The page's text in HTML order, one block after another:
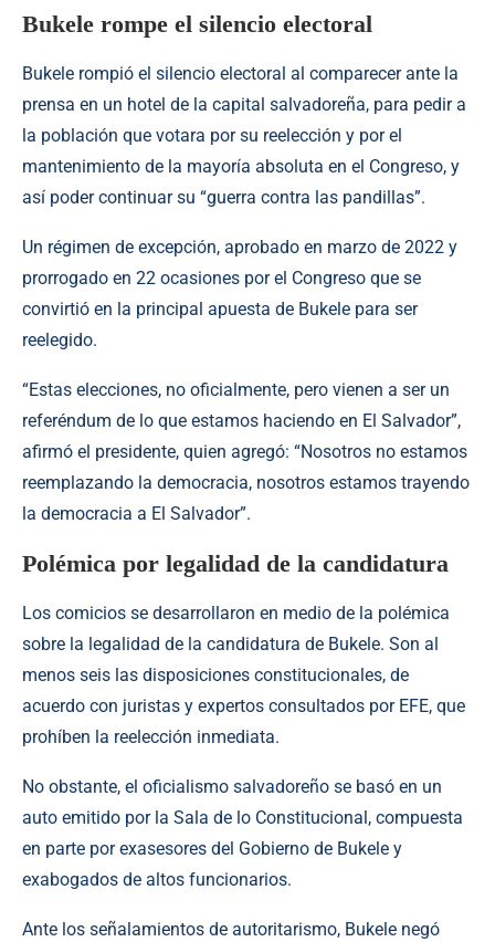
Bukele rompe el silencio electoral
Bukele rompió el silencio electoral al comparecer ante la
prensa en un hotel de la capital salvadoreña, para pedir a
la población que votara por su reelección y por el
mantenimiento de la mayoría absoluta en el Congreso, y
así poder continuar su “guerra contra las pandillas”.
Un régimen de excepción, aprobado en marzo de 2022 y
prorrogado en 22 ocasiones por el Congreso que se
convirtió en la principal apuesta de Bukele para ser
reelegido.
“Estas elecciones, no oficialmente, pero vienen a ser un
referéndum de lo que estamos haciendo en El Salvador”,
afirmó el presidente, quien agregó: “Nosotros no estamos
reemplazando la democracia, nosotros estamos trayendo
la democracia a El Salvador”.
Polémica por legalidad de la candidatura
Los comicios se desarrollaron en medio de la polémica
sobre la legalidad de la candidatura de Bukele. Son al
menos seis las disposiciones constitucionales, de
acuerdo con juristas y expertos consultados por EFE, que
prohíben la reelección inmediata.
No obstante, el oficialismo salvadoreño se basó en un
auto emitido por la Sala de lo Constitucional, compuesta
en parte por exasesores del Gobierno de Bukele y
exabogados de altos funcionarios.
Ante los señalamientos de autoritarismo, Bukele negó